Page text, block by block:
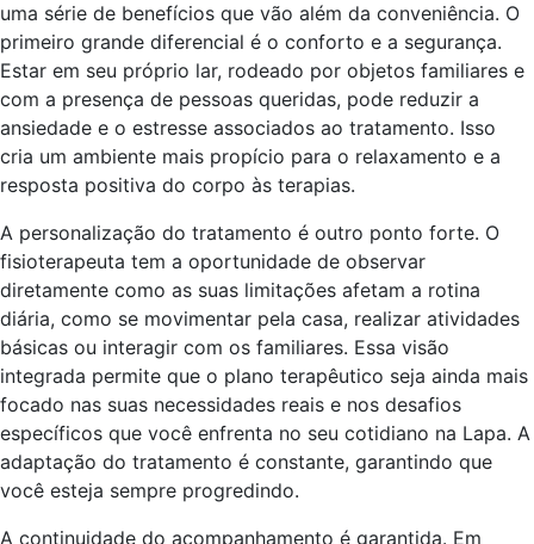
uma série de benefícios que vão além da conveniência. O
primeiro grande diferencial é o conforto e a segurança.
Estar em seu próprio lar, rodeado por objetos familiares e
com a presença de pessoas queridas, pode reduzir a
ansiedade e o estresse associados ao tratamento. Isso
cria um ambiente mais propício para o relaxamento e a
resposta positiva do corpo às terapias.
A personalização do tratamento é outro ponto forte. O
fisioterapeuta tem a oportunidade de observar
diretamente como as suas limitações afetam a rotina
diária, como se movimentar pela casa, realizar atividades
básicas ou interagir com os familiares. Essa visão
integrada permite que o plano terapêutico seja ainda mais
focado nas suas necessidades reais e nos desafios
específicos que você enfrenta no seu cotidiano na Lapa. A
adaptação do tratamento é constante, garantindo que
você esteja sempre progredindo.
A continuidade do acompanhamento é garantida. Em